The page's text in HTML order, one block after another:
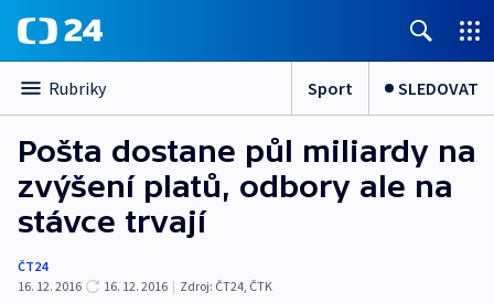
Rubriky Sport SLEDOVAT
Pošta dostane půl miliardy na
zvýšení platů, odbory ale na
stávce trvají
ČT24
16. 12. 2016
16. 12. 2016 | Zdroj: ČT24, ČTK